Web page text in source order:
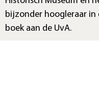
bijzonder hoogleraar in
boek aan de UvA.